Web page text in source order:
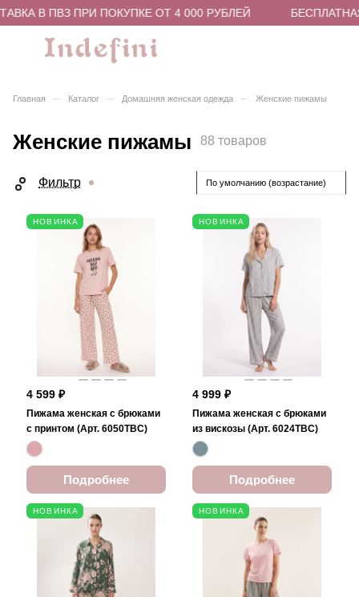
В ПВЗ ПРИ ПОКУПКЕ ОТ 4 000 РУБЛЕЙ БЕСПЛАТНАЯ
Главная – Каталог – Домашняя женская одежда – Женские пижамы
Женские пижамы 88 товаров
Фильтр По умолчанию (возрастание)
НОВИНКА
4 599 ₽
Пижама женская с брюками
с принтом (Арт. 6050TBC)
Подробнее
НОВИНКА
4 999 ₽
Пижама женская с брюками
из вискозы (Арт. 6024TBC)
Подробнее
НОВИНКА НОВИНКА